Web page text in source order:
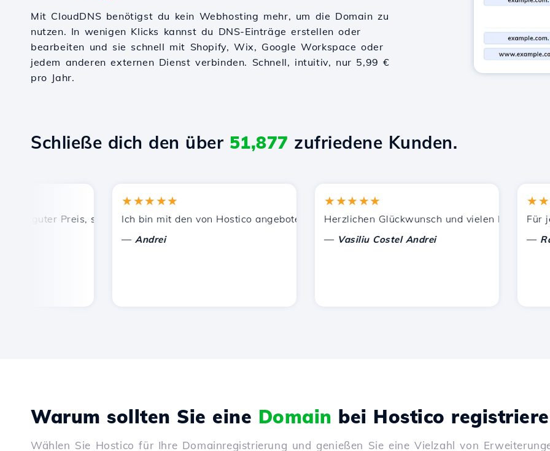
Mit CloudDNS benötigst du kein Webhosting mehr, um die Domain zu
nutzen. In wenigen Klicks kannst du DNS-Einträge erstellen oder
bearbeiten und sie schnell mit Shopify, Wix, Google Workspace oder
jedem anderen externen Dienst verbinden. Schnell, intuitiv, nur 5,99 €
pro Jahr.
Schließe dich den über 51,877 zufriedene Kunden.
guter Preis, schnelle und effiziente technische Unterstützung.
★★★★★
Ich bin mit den von Hostico angebotenen Dienstleistungen zufrieden. Ich habe Sie anderen
Andrei
★★★★★
Herzlichen Glückwunsch und vielen Dank für die
Vasiliu Costel Andrei
Für
Radu
Warum sollten Sie eine Domain bei Hostico
Wählen Sie Hostico für Ihre Domainregistrierung und genießen Sie eine Vielzahl von